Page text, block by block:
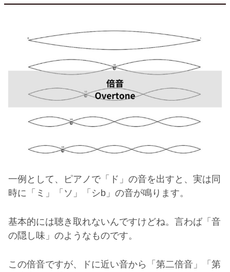
一例として、ピアノで「ド」の音を出すと、実は同
時に「ミ」「ソ」「シb 」の音が鳴ります。
基本的には聴き取れないんですけどね。言わば「音
の隠し味」のようなものです。
この倍音ですが、ドに近い音から「第二倍音」「第